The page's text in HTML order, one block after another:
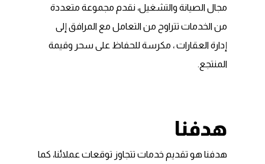
مجال الصيانة والتشغيل، نقدم مجموعة متعددة
من الخدمات تتراوح من التعامل مع المرافق إلى
إدارة العقارات ، مكرسة للحفاظ على سحر وقيمة
المنتجع.
هدفنا
هدفنا هو تقديم خدمات تتجاوز توقعات عملائنا، كما